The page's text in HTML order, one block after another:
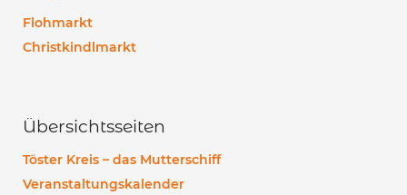
Flohmarkt
Christkindlmarkt
Übersichtsseiten
Töster Kreis – das Mutterschiff
Veranstaltungskalender